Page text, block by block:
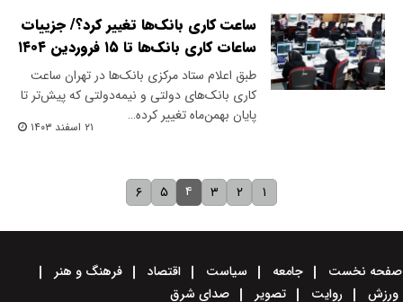
ساعت کاری بانک‌ها تغییر کرد؟/ جزییات
ساعات کاری بانک‌ها تا ۱۵ فروردین ۱۴۰۴
طبق اعلام ستاد مرکزی بانک‌ها در تهران ساعت
کاری بانک‌های دولتی و نیمه‌دولتی که پیش‌تر تا
پایان بهمن‌ماه تغییر کرده…
۲۱ اسفند ۱۴۰۳
۱ ۲ ۳ ۴ ۵ ۶
صفحه نخست جامعه سیاست اقتصاد
فرهنگ و هنر
ورزش
روایت تصویر صدای شرق